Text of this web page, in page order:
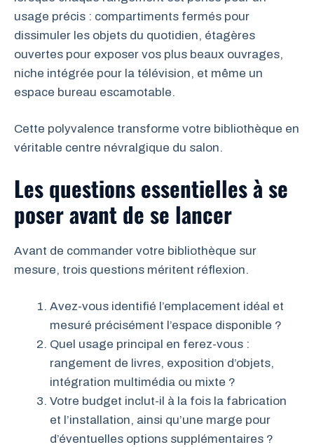
usage précis : compartiments fermés pour
dissimuler les objets du quotidien, étagères
ouvertes pour exposer vos plus beaux ouvrages,
niche intégrée pour la télévision, et même un
espace bureau escamotable.
Cette polyvalence transforme votre bibliothèque en
véritable centre névralgique du salon.
Les questions essentielles à se
poser avant de se lancer
Avant de commander votre bibliothèque sur
mesure, trois questions méritent réflexion.
Avez-vous identifié l’emplacement idéal et
mesuré précisément l’espace disponible ?
Quel usage principal en ferez-vous :
rangement de livres, exposition d’objets,
intégration multimédia ou mixte ?
Votre budget inclut-il à la fois la fabrication
et l’installation, ainsi qu’une marge pour
d’éventuelles options supplémentaires ?